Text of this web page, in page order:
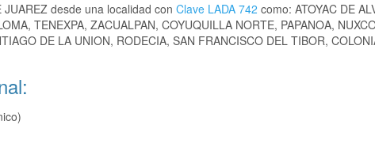
desde una localidad con Clave LADA 742 como: ATOYAC DE
TENEXPA, ZACUALPAN, COYUQUILLA NORTE, PAPANOA,
DE LA UNION, RODECIA, SAN FRANCISCO DEL TIBOR,